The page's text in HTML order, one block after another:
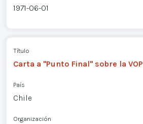
1971-06-01
Título
Carta a "Punto Final" sobre la VOP
País
Chile
Organización